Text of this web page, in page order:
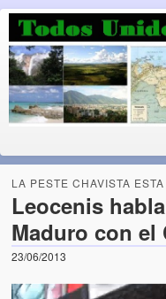
Luchando
Fuera el chavismo, la
Home
LA PESTE CHAVISTA
Leocenis
Maduro con el
23/06/2013